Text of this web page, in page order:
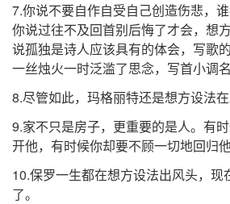
7.你说不要自作自受自己创造伤悲，谁
你说过往不及回首别后悔了才会，想
说孤独是诗人应该具有的体会，写歌
一丝烛火一时泛滥了思念，写首小调
8.尽管如此，玛格丽特还是想方设法在
9.家不只是房子，更重要的是人。有
开他，有时候你却要不顾一切地回归他
10.保罗一生都在想方设法出风头，现
了。